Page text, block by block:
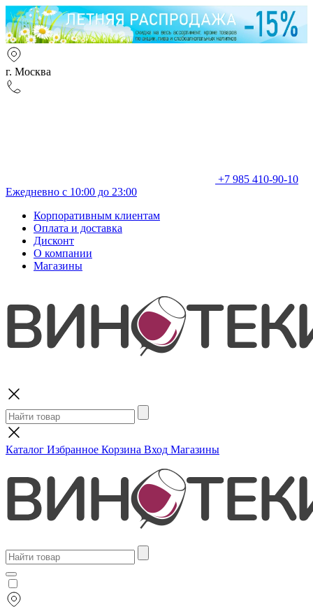
г. Москва
+7 985 410-90-10
Ежедневно с 10:00 до 23:00
Корпоративным клиентам
Оплата и доставка
Дисконт
О компании
Магазины
Каталог Избранное Корзина Вход Магазины